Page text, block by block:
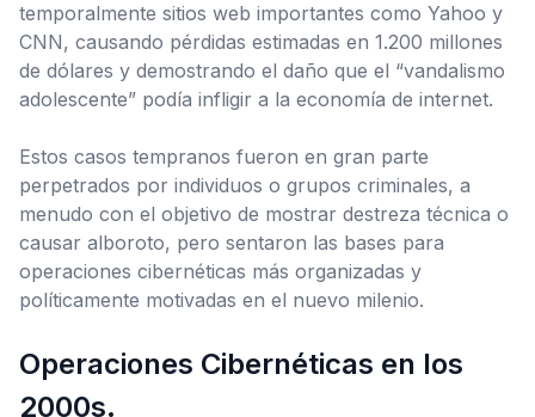
temporalmente sitios web importantes como Yahoo y
CNN, causando pérdidas estimadas en 1.200 millones
de dólares y demostrando el daño que el “vandalismo
adolescente” podía infligir a la economía de internet.
Estos casos tempranos fueron en gran parte
perpetrados por individuos o grupos criminales, a
menudo con el objetivo de mostrar destreza técnica o
causar alboroto, pero sentaron las bases para
operaciones cibernéticas más organizadas y
políticamente motivadas en el nuevo milenio.
Operaciones Cibernéticas en los
2000s.